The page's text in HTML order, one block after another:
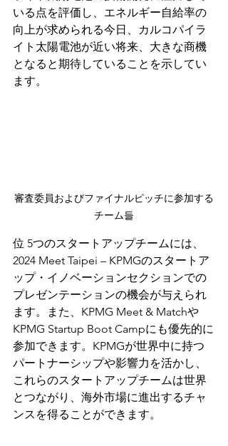
いる点を評価し、エネルギー自給率の
向上が求められる今日、カルコパイラ
イト太陽電池が近い将来、大きな商機
となると期待していることを示してい
ます。
審査委員およびファイナルピッチに参加する
チーム들
位 5つのスタートアップチームには、
2024 Meet Taipei – KPMGのスタートア
ップ・イノベーションセクションでの
プレゼンテーションの機会が与えられ
ます。また、KPMG Meet & Matchや
KPMG Startup Boot Campにも優先的に
参加できます。KPMGが世界中に持つ
パートナーシップや影響力を活かし、
これらのスタートアップチームは世界
とつながり、海外市場に進出するチャ
ンスを得ることができます。